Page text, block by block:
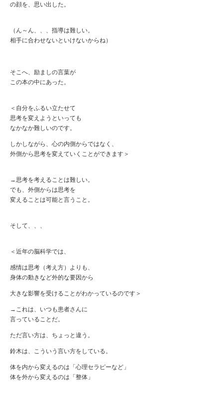
の顔を、思い出した。
（ん～ん、、、指導は難しい。
相手に合わせないといけないからね）
そこへ、励ましの言葉が
この本の中にあった。
＜自分をふるい立たせて
思考を変えようといっても
なかなか難しいのです。
しかしながら、心の内側からではなく、
外側から思考を変えていくことができます＞
→思考を考えることは難しい。
でも、外側からは思考を
変えることは可能と言うこと。
そして、、、
＜近年の脳科学では、
感情は思考（考え方）よりも、
身体の動きなど外的な要因から
大きな影響を受けることがわかっているのです＞
→これは、いつも患者さんに
言っていることだ。
ただ言い方は、ちょっと違う。
鈴木は、こういう言い方をしている。
体を内から変えるのは「心理セラピーなど」
体を外から変えるのは「整体」